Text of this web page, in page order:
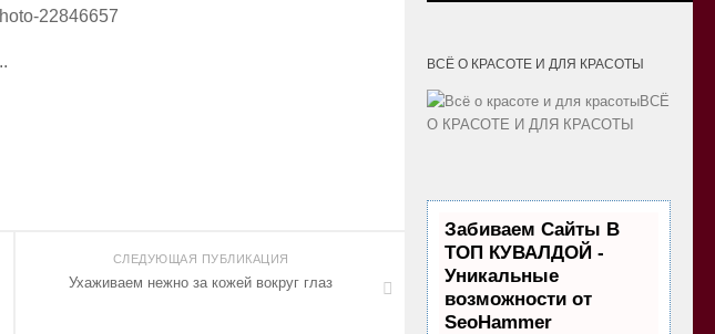
22846657
СЛЕДУЮЩАЯ ПУБЛИКАЦИЯ
Ухаживаем нежно за кожей вокруг глаз
ВСЁ О КРАСОТЕ И ДЛЯ КРАСОТЫ
ВСЁ
О КРАСОТЕ И ДЛЯ КРАСОТЫ
Забиваем Сайты В
ТОП КУВАЛДОЙ -
Уникальные
возможности от
SeoHammer